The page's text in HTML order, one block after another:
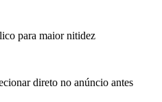
para maior nitidez
direto no anúncio antes